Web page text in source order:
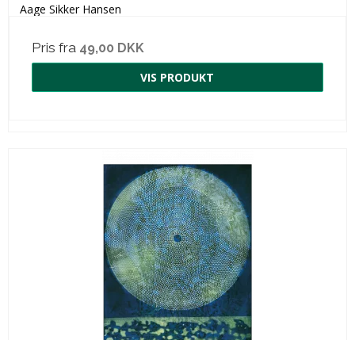
Aage Sikker Hansen
Pris fra 49,00 DKK
VIS PRODUKT